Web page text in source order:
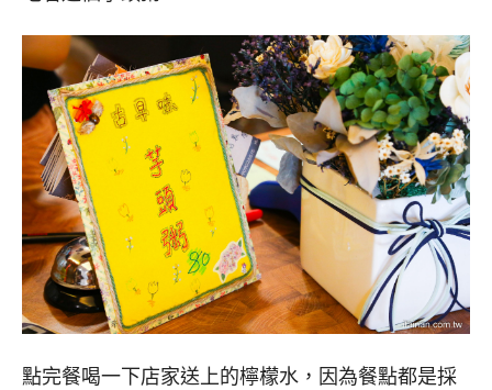
點完餐喝一下店家送上的檸檬水，因為餐點都是採